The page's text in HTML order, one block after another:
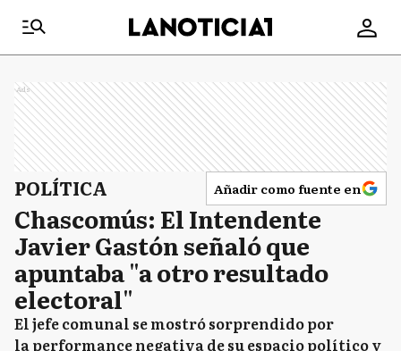
Ads
POLÍTICA Añadir como fuente en
Chascomús: El Intendente
Javier Gastón señaló que
apuntaba "a otro resultado
electoral"
El jefe comunal se mostró sorprendido por
la performance negativa de su espacio político y